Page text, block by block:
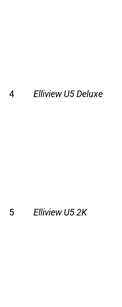
4 Elliview U5 Deluxe
5 Elliview U5 2K